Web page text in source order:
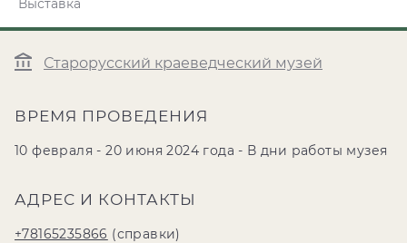
Выставка
Старорусский краеведческий музей
ВРЕМЯ ПРОВЕДЕНИЯ
10 февраля - 20 июня 2024 года - В дни работы музея
АДРЕС И КОНТАКТЫ
+78165235866 (справки)